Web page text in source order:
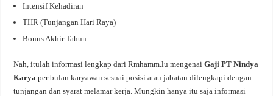
Intensif Kehadiran
THR (Tunjangan Hari Raya)
Bonus Akhir Tahun
Nah, itulah informasi lengkap dari Rmhamm.lu mengenaiGaji PT Nindya
Karyaper bulan karyawan sesuai posisi atau jabatan dilengkapi dengan
tunjangan dan syarat melamar kerja. Mungkin hanya itu saja informasi